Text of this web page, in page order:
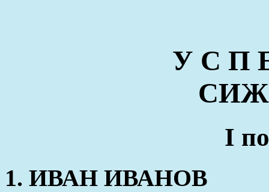
У С П
I
1. ИВАН ИВАНОВ